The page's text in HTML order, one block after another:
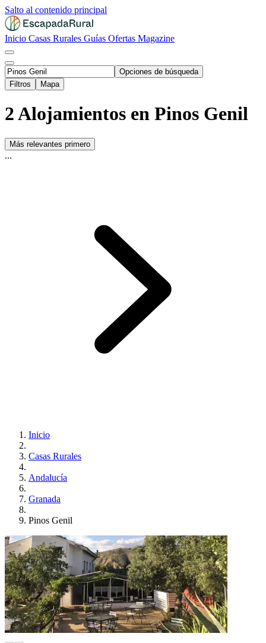
Salto al contenido principal
Inicio Casas Rurales Guías Ofertas Magazine
Opciones de búsqueda
Filtros
Mapa
2 Alojamientos en Pinos Genil
Más relevantes primero
...
Inicio
Casas Rurales
Andalucía
Granada
Pinos Genil